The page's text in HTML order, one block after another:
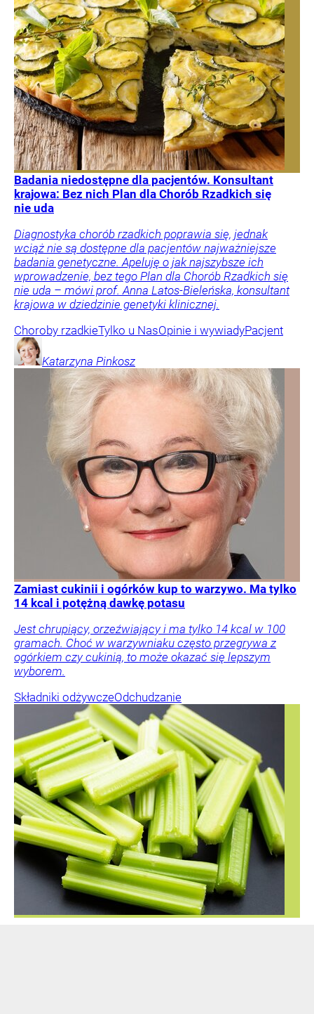
Badania niedostępne dla pacjentów. Konsultant
krajowa: Bez nich Plan dla Chorób Rzadkich się
nie uda
Diagnostyka chorób rzadkich poprawia się, jednak
wciąż nie są dostępne dla pacjentów najważniejsze
badania genetyczne. Apeluję o jak najszybsze ich
wprowadzenie, bez tego Plan dla Chorób Rzadkich się
nie uda – mówi prof. Anna Latos-Bieleńska, konsultant
krajowa w dziedzinie genetyki klinicznej.
Choroby rzadkieTylko u NasOpinie i wywiadyPacjent
Katarzyna Pinkosz
Zamiast cukinii i ogórków kup to warzywo. Ma tylko
14 kcal i potężną dawkę potasu
Jest chrupiący, orzeźwiający i ma tylko 14 kcal w 100
gramach. Choć w warzywniaku często przegrywa z
ogórkiem czy cukinią, to może okazać się lepszym
wyborem.
Składniki odżywczeOdchudzanie